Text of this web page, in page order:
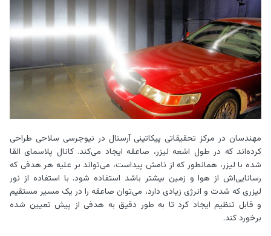
مهندسان در مرکز تحقیقاتی پیکاتینی آرسنال در نیوجرسی سلاحی طراحی
کرده‌اند که در طول اشعه لیزر، صاعقه ایجاد می‌کند. کانال پلاسمای القا
شده با لیزر، همانطور که از نامش پیداست، می‌تواند بر علیه هر هدفی که
رسانایی‌اش از هوا و زمین بیشتر باشد استفاده شود. با استفاده از نور
لیزری که شدت و انرژی زیادی دارد، می‌توان صاعقه را در یک مسیر مستقیم
و قابل تنظیم ایجاد کرد تا به طور دقیق به هدفی از پیش تعیین شده
برخورد کند.